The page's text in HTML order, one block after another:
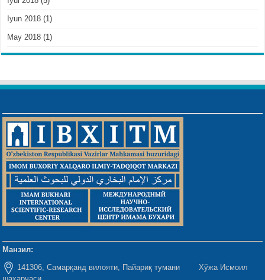
Iyun 2018 (1)
May 2018 (1)
Манзил:
141306, Самарқанд вилояти, Пайариқ тумани Хўжа Исмоил